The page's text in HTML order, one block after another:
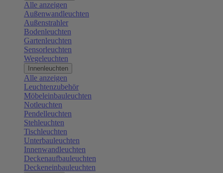
Alle anzeigen
Außenwandleuchten
Außenstrahler
Bodenleuchten
Gartenleuchten
Sensorleuchten
Wegeleuchten
Innenleuchten
Alle anzeigen
Leuchtenzubehör
Möbeleinbauleuchten
Notleuchten
Pendelleuchten
Stehleuchten
Tischleuchten
Unterbauleuchten
Innenwandleuchten
Deckenaufbauleuchten
Deckeneinbauleuchten